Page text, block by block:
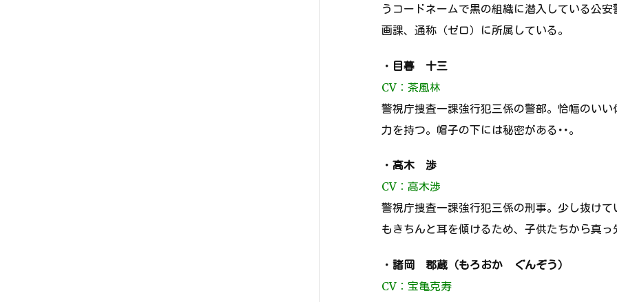
うコードネームで黒の組織に潜入している公
画課、通称（ゼロ）に所属している。
・ 目暮 十三
CV：茶風林
警視庁捜査一課強行犯三係の警部。恰幅のい
力を持つ。帽子の下には秘密がある･･。
・ 高木 渉
CV：高木渉
警視庁捜査一課強行犯三係の刑事。少し抜け
もきちんと耳を傾けるため、子供たちから真っ
・ 諸岡 郡蔵（もろおか ぐんぞう）
CV：宝亀克寿